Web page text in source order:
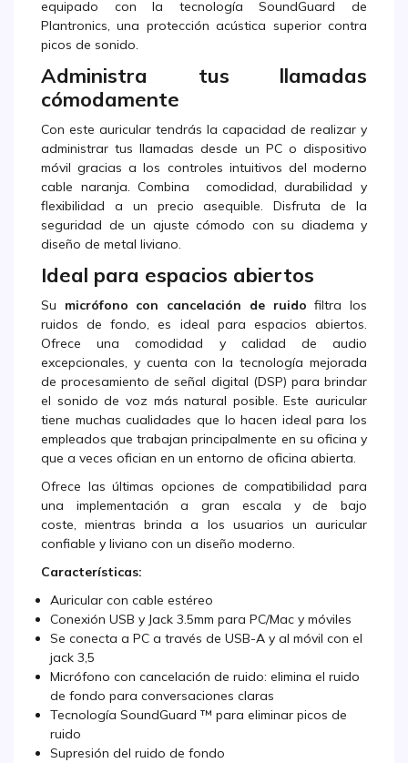
equipado con la tecnología SoundGuard de
Plantronics, una protección acústica superior contra
picos de sonido.
Administra tus llamadas
cómodamente
Con este auricular tendrás la capacidad de realizar y
administrar tus llamadas desde un PC o dispositivo
móvil gracias a los controles intuitivos del moderno
cable naranja. Combina comodidad, durabilidad y
flexibilidad a un precio asequible. Disfruta de la
seguridad de un ajuste cómodo con su diadema y
diseño de metal liviano.
Ideal para espacios abiertos
Su micrófono con cancelación de ruido filtra los
ruidos de fondo, es ideal para espacios abiertos.
Ofrece una comodidad y calidad de audio
excepcionales, y cuenta con la tecnología mejorada
de procesamiento de señal digital (DSP) para brindar
el sonido de voz más natural posible. Este auricular
tiene muchas cualidades que lo hacen ideal para los
empleados que trabajan principalmente en su oficina y
que a veces ofician en un entorno de oficina abierta.
Ofrece las últimas opciones de compatibilidad para
una implementación a gran escala y de bajo
coste, mientras brinda a los usuarios un auricular
confiable y liviano con un diseño moderno.
Características:
Auricular con cable estéreo
Conexión USB y Jack 3.5mm para PC/Mac y móviles
Se conecta a PC a través de USB-A y al móvil con el
jack 3,5
Micrófono con cancelación de ruido: elimina el ruido
de fondo para conversaciones claras
Tecnología SoundGuard ™ para eliminar picos de
ruido
Supresión del ruido de fondo